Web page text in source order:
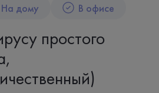
На дому В офисе
простого